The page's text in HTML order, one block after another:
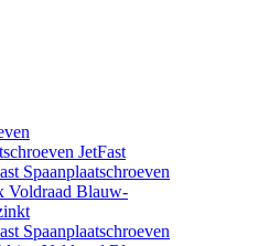
JetFast
Spaanplaatschroeven
Voldraad Blauw-
Spaanplaatschroeven